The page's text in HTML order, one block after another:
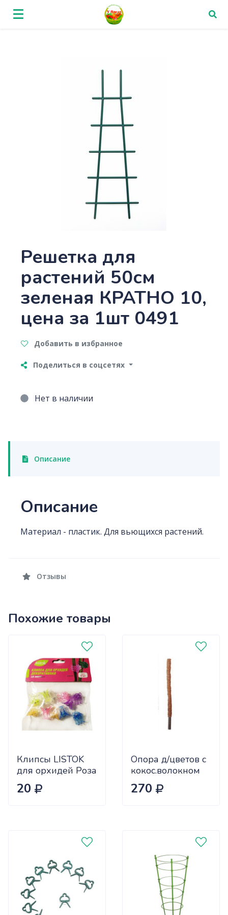
Решетка для
растений 50см
зеленая КРАТНО 10,
цена за 1шт 0491
Добавить в избранное
Поделиться в соцсетях
Нет в наличии
Описание
Описание
Материал - пластик. Для вьющихся растений.
Отзывы
Похожие товары
Клипсы LISTOK
для орхидей Роза
12шт
20
Опора д/цветов с
кокос.волокном
100см d=18мм
270